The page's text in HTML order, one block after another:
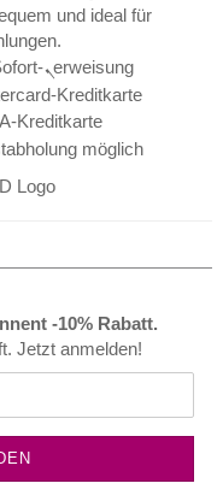
-10% Rabatt.
Jetzt anmelden!